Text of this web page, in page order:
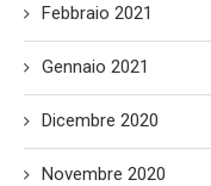
Febbraio 2021
Gennaio 2021
Dicembre 2020
Novembre 2020